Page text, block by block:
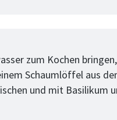
zum Kochen
Schaumlöffel aus
und mit Basilikum